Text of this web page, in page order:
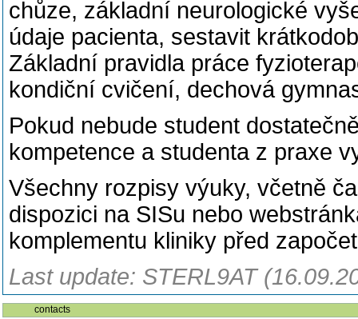
chůze, základní neurologické
údaje pacienta, sestavit
Základní pravidla práce
kondiční cvičení, dechová
Pokud nebude student
kompetence a studenta z praxe
Všechny rozpisy výuky, včetně
dispozici na SISu nebo
komplementu kliniky před
Last update: STERL9AT
contacts